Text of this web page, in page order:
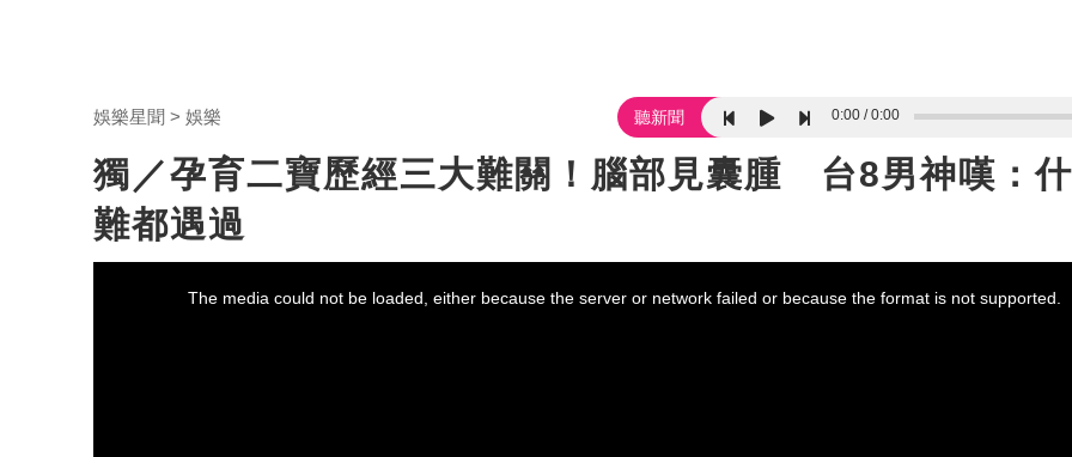
娛樂星聞 娛樂 聽新聞 0:00 0:00
獨／孕育二寶歷經三大難關！腦部見囊腫 台8男神嘆：
難都遇過
The media could not be loaded, either because the server or network failed or because the format is not supported.